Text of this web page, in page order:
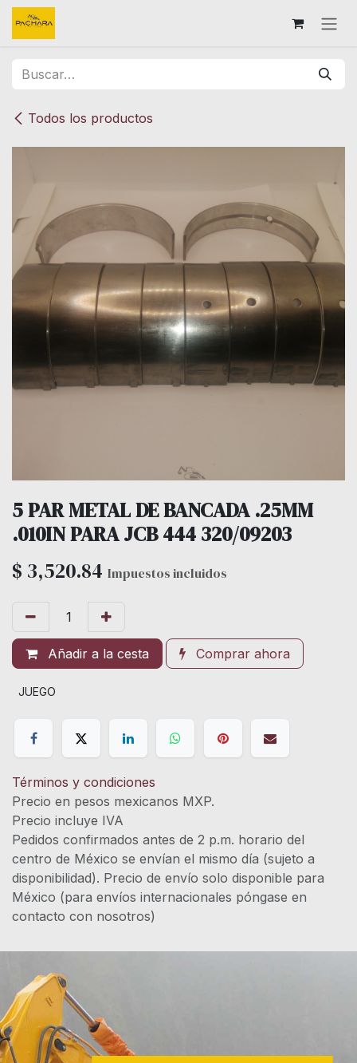
Ir al contenido
Todos los productos
5 PAR METAL DE BANCADA .25MM
.010IN PARA JCB 444 320/09203
$ 3,520.84 Impuestos incluidos
Añadir a la cesta Comprar ahora
JUEGO
Términos y condiciones
Precio en pesos mexicanos MXP.
Precio incluye IVA
Pedidos confirmados antes de 2 p.m. horario del
centro de México se envían el mismo día (sujeto a
disponibilidad). Precio de envío solo disponible para
México (para envíos internacionales póngase en
contacto con nosotros)